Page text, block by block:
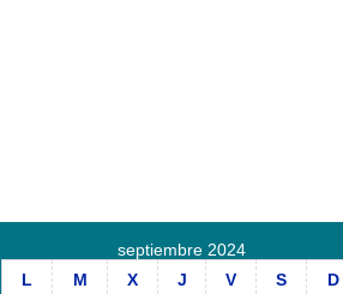
septiembre 2024
L
M X J V S D